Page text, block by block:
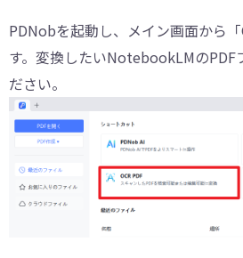
PDNobを起動し、メイン画面から
す。変換したいNotebookLMのPDF
ださい。